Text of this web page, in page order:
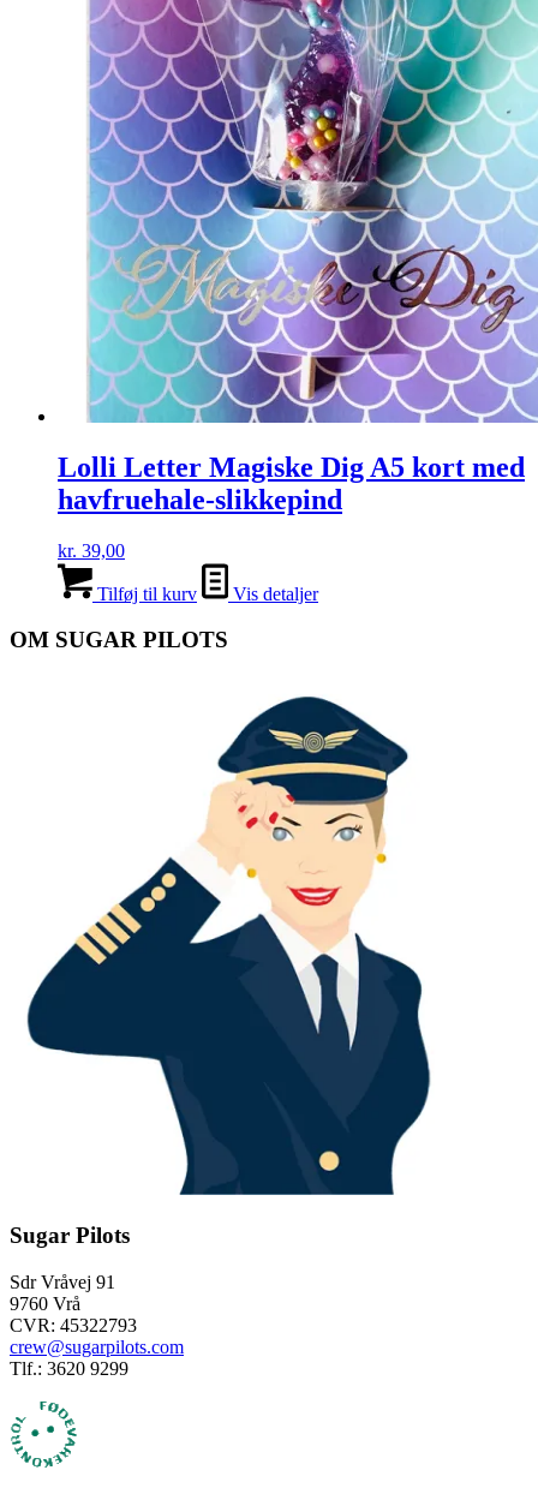
Lolli Letter Magiske Dig A5 kort med
havfruehale-slikkepind
kr. 39,00
Tilføj til kurv Vis detaljer
OM SUGAR PILOTS
Sugar Pilots
Sdr Vråvej 91
9760 Vrå
CVR: 45322793
crew@sugarpilots.com
Tlf.: 3620 9299